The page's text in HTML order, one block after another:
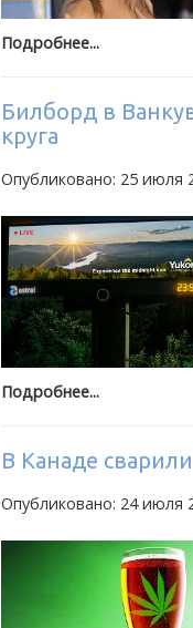
Подробнее...
Билборд в
круга
Опубликовано: 25 июля
Подробнее...
В Канаде
Опубликовано: 24 июля